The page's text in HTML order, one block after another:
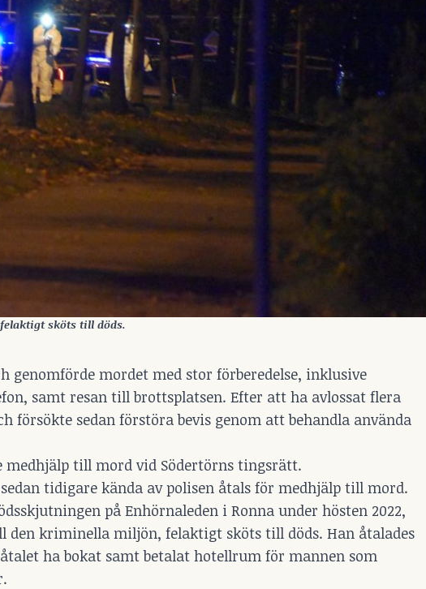
sköts till döds.
genomförde mordet med stor förberedelse, inklusive
samt resan till brottsplatsen. Efter att ha avlossat flera
sedan förstöra bevis genom att behandla använda
till mord vid Södertörns tingsrätt.
tidigare kända av polisen åtals för medhjälp till mord.
på Enhörnaleden i Ronna under hösten 2022,
den kriminella miljön, felaktigt sköts till döds. Han åtalades
ha bokat samt betalat hotellrum för mannen som